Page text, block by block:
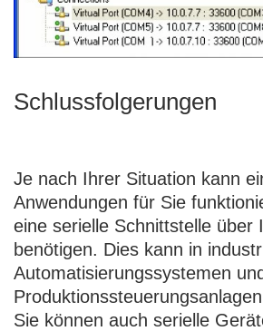
Schlussfolgerungen
Je nach Ihrer Situation kann
Anwendungen für Sie
eine serielle Schnittstelle über
benötigen. Dies kann in
Automatisierungssystemen
Sie können auch serielle